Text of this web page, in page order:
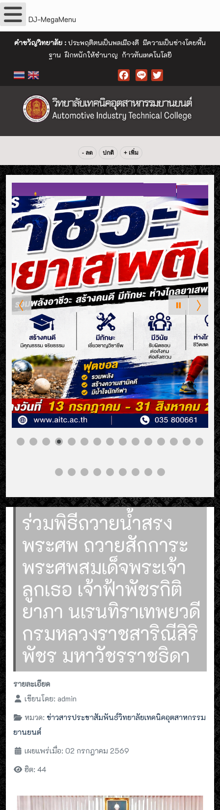
DJ-MegaMenu
คำขวัญวิทยาลัย : ประพฤติตนเป็นพลเมืองดี มีความเป็นช่างโดยพื้น
ฐาน ฝึกหนักให้ชำนาญ ก้าวทันเทคโนโลยี
- ลด ปกติ + เพิ่ม
ร่วมพิธีถวายน้ำสรง
พระศพ ถวายสักการะ
พระศพสมเด็จพระเจ้า
ลูกเธอ เจ้าฟ้าพัชรกิติ
ยาภา นเรนทิราเทพยวดี
กรมหลวงราชสาริณีสิริ
พัชร มหาวัชรราชธิดา
รายละเอียด
เขียนโดย: admin
หมวด: ข่าวสารประชาสัมพันธ์วิทยาลัยเทคนิคอุตสาหกรรม
ยานยนต์
เผยแพร่เมื่อ: 02 กรกฎาคม 2569
ฮิต: 44